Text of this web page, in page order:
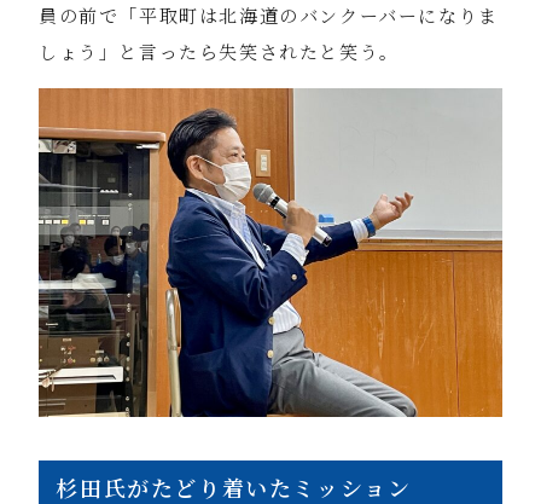
員の前で「平取町は北海道のバンクーバーになりま
しょう」と言ったら失笑されたと笑う。
杉田氏がたどり着いたミッション